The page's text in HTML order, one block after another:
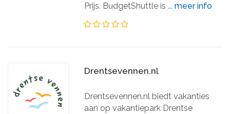
Prijs. BudgetShuttle is ...meer info
Drentsevennen.nl
Drentsevennen.nl biedt vakanties
aan op vakantiepark Drentse